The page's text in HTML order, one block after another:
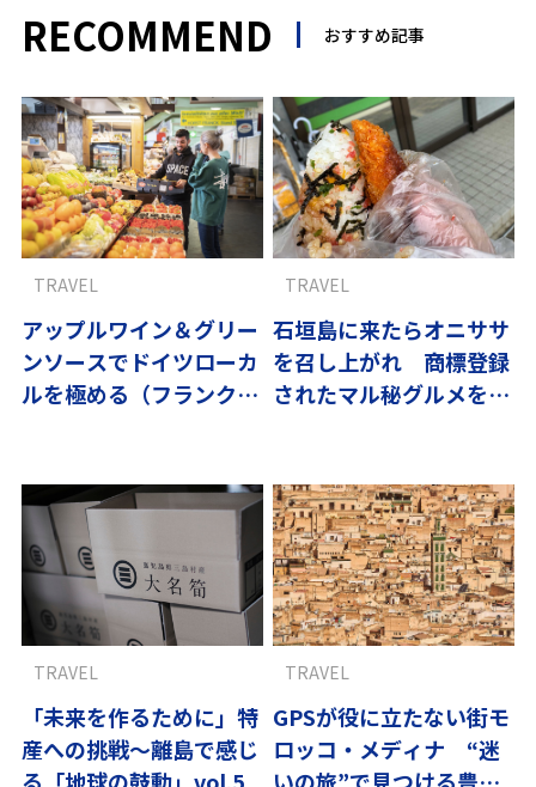
RECOMMEND おすすめ記事
アップルワイン＆グリー
ンソースでドイツローカ
ルを極める（フランクフ
TRAVEL
石垣島に来たらオニササ
を召し上がれ 商標登録
されたマル秘グルメを初
TRAVEL
「未来を作るために」特
産への挑戦～離島で感じ
る「地球の鼓動」vol.5
TRAVEL
GPSが役に立たない街モ
ロッコ・メディナ “迷
いの旅”で見つける豊か
TRAVEL